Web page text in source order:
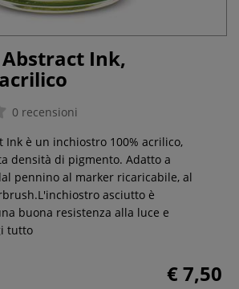
Ink,
0 recensioni
Ink è un inchiostro 100% acrilico,
densità di pigmento. Adatto a
pennino al marker ricaricabile, al
asciutto è
buona resistenza alla luce e
tutto
€ 7,50